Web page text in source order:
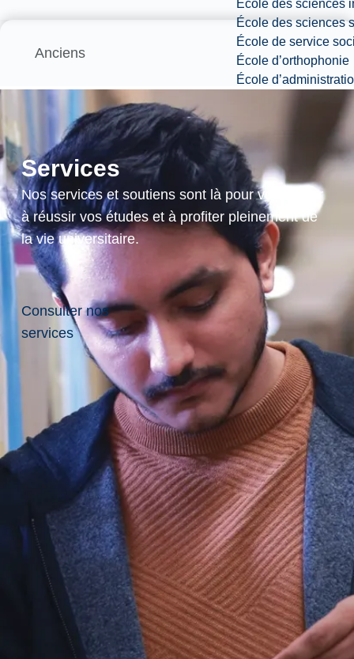
École des sciences
École des sciences
École de service
École d’orthophonie
École
Services
Nos services et soutiens sont là pour vous aider
à réussir vos études et à profiter pleinement de
la vie universitaire.
Consulter nos
services
Anciens
Étudier en français
Découvrez nos 34 programmes en français et
venez apprendre et évoluer dans un milieu
bilingue favorable.
Se renseigner sur les
programmes de langue
française